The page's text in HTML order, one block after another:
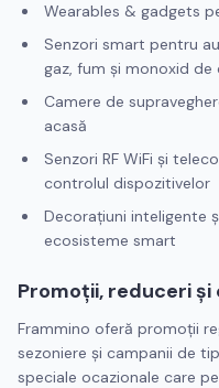
Wearables & gadgets
Senzori smart pentru
gaz, fum și monoxid de
Camere de
acasă
Senzori RF WiFi și
controlul dispozitivelor
Decorațiuni inteligente
ecosisteme smart
Promoții, reduceri și
Frammino oferă promoții
sezoniere și campanii de
speciale ocazionale care